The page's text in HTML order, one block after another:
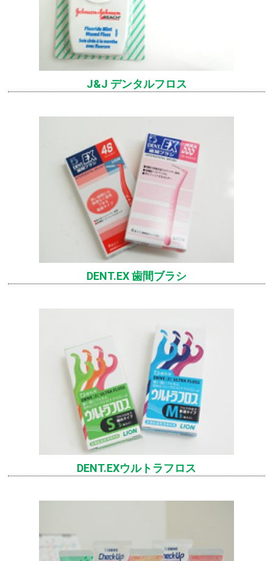
J&J デンタルフロス
DENT.EX 歯間ブラシ
DENT.EXウルトラフロス